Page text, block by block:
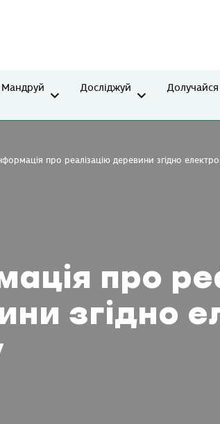
Мандруй Досліджуй Долучайся
про
згідно
про реалізацію деревини згідно